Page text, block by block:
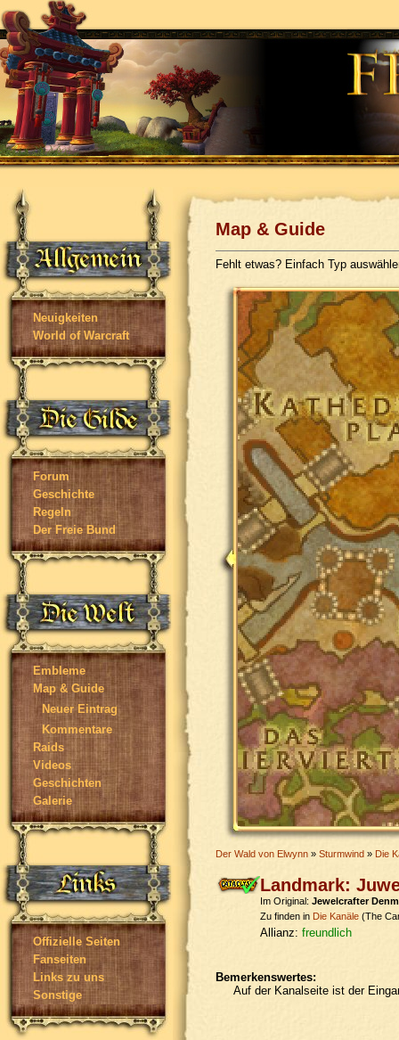
Neuigkeiten
World of Warcraft
Forum
Geschichte
Regeln
Der Freie Bund
Embleme
Map & Guide
Neuer Eintrag
Kommentare
Raids
Videos
Geschichten
Galerie
Offizielle Seiten
Fanseiten
Links zu uns
Sonstige
Map & Guide
Fehlt etwas? Einfach Typ
Der Wald von Elwynn » Sturmwind » Die
Landmark:
Im Original: Jewelcrafter
Zu finden in Die Kanäle (The
Allianz: freundlich
Bemerkenswertes:
Auf der Kanalseite ist der